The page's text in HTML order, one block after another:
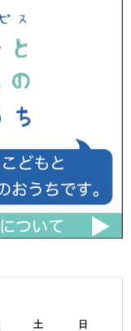
土 日